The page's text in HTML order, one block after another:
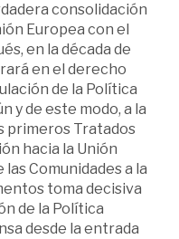
consolidación
Europea con el
en la década de
en el derecho
de la Política
y de este modo, a la
primeros Tratados
hacia la Unión
Comunidades a la
toma decisiva
de la Política
desde la entrada